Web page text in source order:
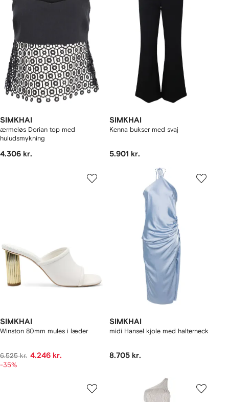
SIMKHAI
ærmeløs Dorian top med
huludsmykning
4.306 kr.
SIMKHAI
Kenna bukser med svaj
5.901 kr.
SIMKHAI
Winston 80mm mules i læder
6.525 kr. 4.246 kr.
-35%
SIMKHAI
midi Hansel kjole med halterneck
8.705 kr.